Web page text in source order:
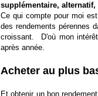
supplémentaire,
Ce qui compte pour moi
des rendements pérennes
croissant. D'où mon
après année.
Acheter au plus
Et obtenir un bon